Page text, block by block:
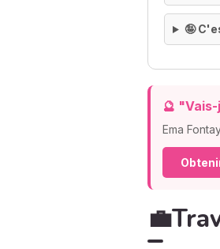
🤪
🔮
Ema